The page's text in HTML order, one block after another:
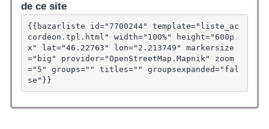
de ce site
{{bazarliste id="7700244" template="liste_ac
cordeon.tpl.html" width="100%" height="600p
x" lat="46.22763" lon="2.213749" markersize
="big" provider="OpenStreetMap.Mapnik" zoom
="5" groups="" titles="" groupsexpanded="fal
se"}}